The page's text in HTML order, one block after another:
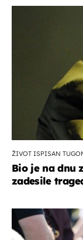
ŽIVOT ISPISAN
Bio je na dnu
zadesile